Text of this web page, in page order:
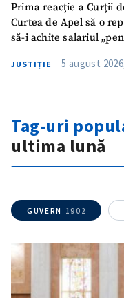
Prima reacție a Curții
Curtea de Apel să o
să-i achite salariul
JUSTIȚIE 5 august
Tag-uri
ultima lună
GUVERN 1902
Am citit și
acord cu